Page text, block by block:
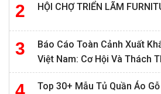
HỘI CHỢ TRIỂN LÃM
Báo Cáo Toàn Cảnh Xuất
Việt Nam: Cơ Hội Và Thách
Top 30+ Mẫu Tủ Quần Áo